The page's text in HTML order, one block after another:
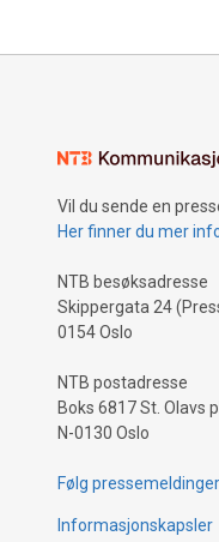
Vil du sende en
Her finner du mer
NTB besøksadresse
Skippergata 24
0154 Oslo
NTB postadresse
Boks 6817 St. Olavs
N-0130 Oslo
Følg
Informasjonskapsler